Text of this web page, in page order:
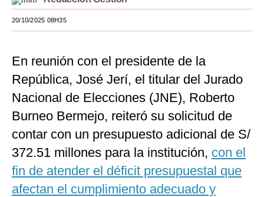
Estilos
EEUU
México
Internacional
Tecnología
20/10/2025 08H35
En reunión con el presidente de la
República, José Jerí, el titular del Jurado
Nacional de Elecciones (JNE), Roberto
Burneo Bermejo, reiteró su solicitud de
contar con un presupuesto adicional de S/
372.51 millones para la institución, con el
fin de atender el déficit presupuestal que
afectan el cumplimiento adecuado y